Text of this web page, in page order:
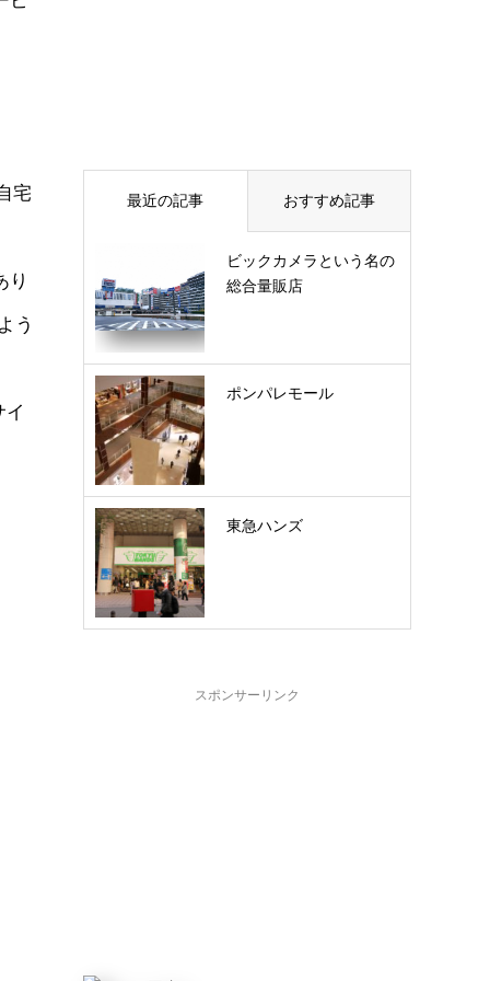
宅
り
う
最近の記事 おすすめ記事
ビックカメラという名の
総合量販店
ポンパレモール
東急ハンズ
スポンサーリンク